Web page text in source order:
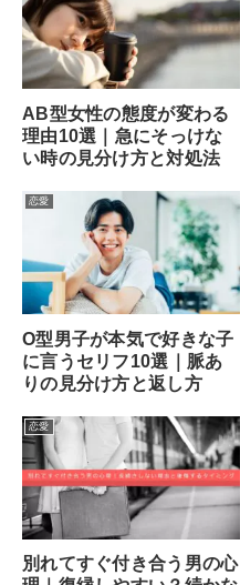
AB型女性の態度が変わる
理由10選｜急にそっけな
い時の見分け方と対処法
恋愛
O型男子が本気で好きな子
に言うセリフ10選｜脈あ
りの見分け方と返し方
恋愛
別れてすぐ付き合う男の心